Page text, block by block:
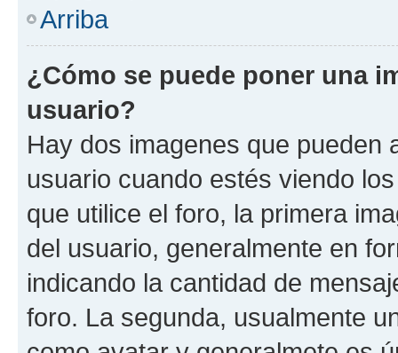
Arriba
¿Cómo se puede poner una
usuario?
Hay dos imagenes que pueden
usuario cuando estés viendo
que utilice el foro, la primera
del usuario, generalmente en
indicando la cantidad de
foro. La segunda, usualmente